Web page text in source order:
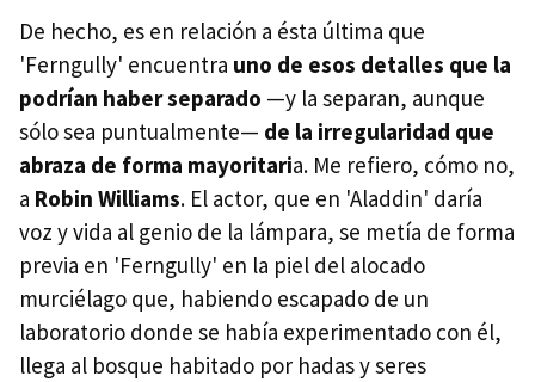
De hecho, es en relación a ésta última que
'Ferngully' encuentra uno de esos detalles que la
podrían haber separado —y la separan, aunque
sólo sea puntualmente— de la irregularidad que
abraza de forma mayoritaria. Me refiero, cómo no,
a Robin Williams. El actor, que en 'Aladdin' daría
voz y vida al genio de la lámpara, se metía de forma
previa en 'Ferngully' en la piel del alocado
murciélago que, habiendo escapado de un
laboratorio donde se había experimentado con él,
llega al bosque habitado por hadas y seres